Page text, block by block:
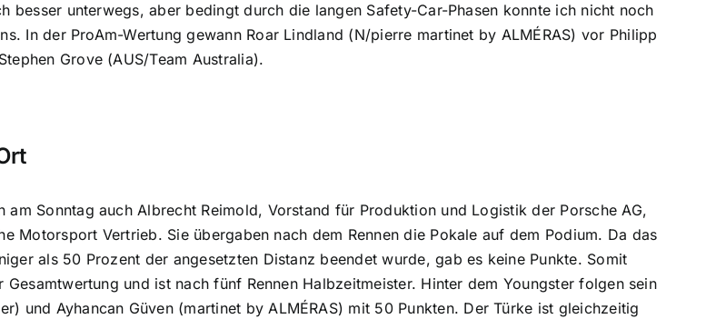
besser unterwegs, aber bedingt durch die langen Safety-Car-Phasen konnte ich nicht noch
In der ProAm-Wertung gewann Roar Lindland (N/pierre martinet by ALMÉRAS) vor Philipp
Grove (AUS/Team Australia).
am Sonntag auch Albrecht Reimold, Vorstand für Produktion und Logistik der Porsche AG,
Motorsport Vertrieb. Sie übergaben nach dem Rennen die Pokale auf dem Podium. Da das
als 50 Prozent der angesetzten Distanz beendet wurde, gab es keine Punkte. Somit
und ist nach fünf Rennen Halbzeitmeister. Hinter dem Youngster folgen sein
und Ayhancan Güven (martinet by ALMÉRAS) mit 50 Punkten. Der Türke ist gleichzeitig